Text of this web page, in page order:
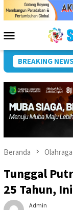
Menu
Mobile
BREAKING NEWS
Wali Kota Lubuk
Beranda Olahraga
Tunggal
25 Tahun,
Admin